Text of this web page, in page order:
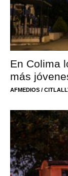
En Colima
más
AFMEDIOS /